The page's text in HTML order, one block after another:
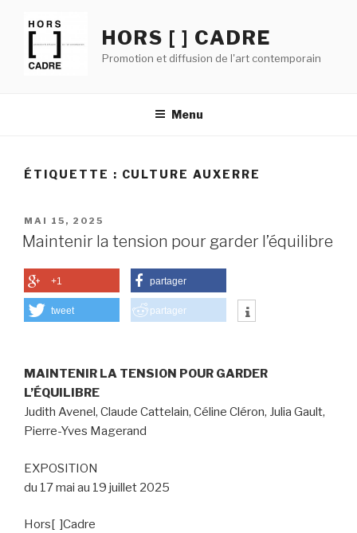
contenu
principal
HORS [ ] CADRE
Promotion et diffusion de l'art contemporain
Menu
ÉTIQUETTE : CULTURE AUXERRE
PUBLIÉ
LE
MAI 15, 2025
Maintenir la tension pour garder l’équilibre
+1 partager
tweet partager
MAINTENIR LA TENSION POUR GARDER
L’ÉQUILIBRE
Judith Avenel, Claude Cattelain, Céline Cléron, Julia Gault,
Pierre-Yves Magerand
EXPOSITION
du 17 mai au 19 juillet 2025
Hors[ ]Cadre